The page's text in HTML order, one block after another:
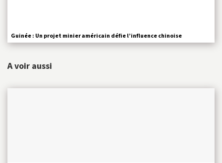
Guinée : Un projet minier américain défie l’influence chinoise
A voir aussi